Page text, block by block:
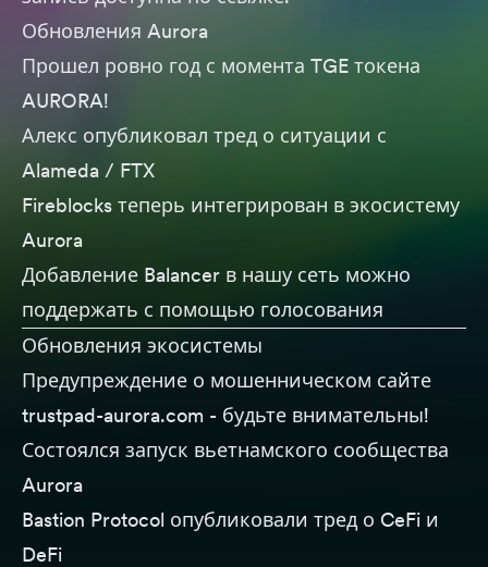
Обновления Aurora
Прошел ровно год с момента TGE токена
AURORA!
Алекс опубликовал тред о ситуации с
Alameda / FTX
Fireblocks теперь интегрирован в экосистему
Aurora
Добавление Balancer в нашу сеть можно
поддержать с помощью голосования
Обновления экосистемы
Предупреждение о мошенническом сайте
trustpad-aurora.com - будьте внимательны!
Состоялся запуск вьетнамского сообщества
Aurora
Bastion Protocol опубликовали тред о CeFi и
DeFi